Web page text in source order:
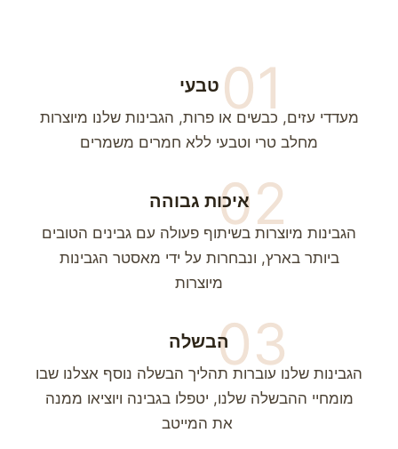
טבעי
מעדדי עזים, כבשים או פרות, הגבינות שלנו מיוצרות
מחלב טרי וטבעי ללא חמרים משמרים
01
איכות גבוהה
הגבינות מיוצרות בשיתוף פעולה עם גבינים הטובים
ביותר בארץ, ונבחרות על ידי מאסטר הגבינות
מיוצרות
02
הבשלה
הגבינות שלנו עוברות תהליך הבשלה נוסף אצלנו שבו
מומחיי ההבשלה שלנו, יטפלו בגבינה ויוציאו ממנה
את המייטב
03